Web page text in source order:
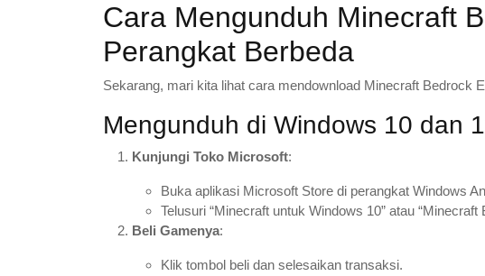
Cara Mengunduh Minecraft
Perangkat Berbeda
Sekarang, mari kita lihat cara mendownload Minecraft Bedrock
Mengunduh di Windows 10 dan
Kunjungi Toko Microsoft:
Buka aplikasi Microsoft Store di perangkat Windows
Telusuri “Minecraft untuk Windows 10” atau “Minecraft
Beli Gamenya:
Klik tombol beli dan selesaikan transaksi.